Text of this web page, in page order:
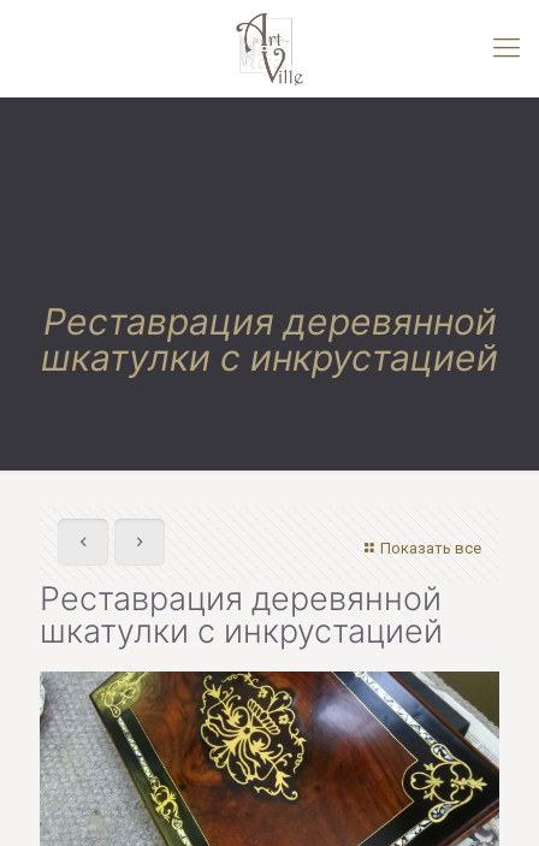
Реставрация деревянной
шкатулки с инкрустацией
Показать все
Реставрация деревянной
шкатулки с инкрустацией